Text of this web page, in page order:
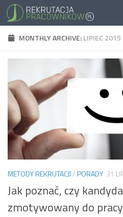
MONTHLY ARCHIVE:LIPIEC 2015
METODY REKRUTACJI/PORADY 31
Jak poznać, czy
zmotywowany do